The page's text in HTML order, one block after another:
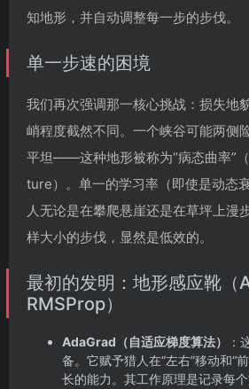
知地形，并自动调整每一步的步伐。
单一步速的困境
我们再次强调那一核心挑战：损失地
峭程度截然不同。一个峡谷可能两侧
平坦——这种地形被称为“病态曲率”
ture）。单一的学习率（即使是动态
人无论是在攀爬悬崖还是在草坪上漫
样大小的步伐，显然是低效的。
最初的发明：地形感应靴（
RMSProp）
AdaGrad（自适应梯度算法）
：
备。它赋予猎人在“左右”移动和“
长的能力。其工作原理是记录每